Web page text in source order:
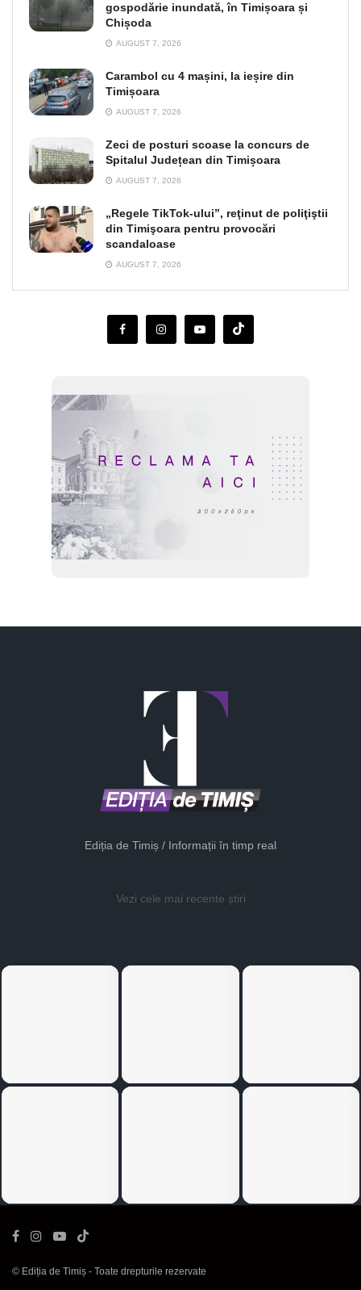
gospodărie inundată, în Timișoara și
Chișoda
AUGUST 7, 2026
Carambol cu 4 mașini, la ieșire din
Timișoara
AUGUST 7, 2026
Zeci de posturi scoase la concurs de
Spitalul Județean din Timișoara
AUGUST 7, 2026
„Regele TikTok-ului”, reţinut de poliţiştii
din Timişoara pentru provocări
scandaloase
AUGUST 7, 2026
Ediția de Timiș / Informații în timp real
Vezi cele mai recente știri
© Ediția de Timiș - Toate drepturile rezervate